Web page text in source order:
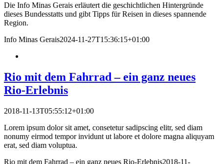
Die Info Minas Gerais erläutert die geschichtlichen Hintergründe
dieses Bundesstatts und gibt Tipps für Reisen in dieses spannende
Region.
Info Minas Gerais2024-11-27T15:36:15+01:00
Rio mit dem Fahrrad – ein ganz neues
Rio-Erlebnis
2018-11-13T05:55:12+01:00
Lorem ipsum dolor sit amet, consetetur sadipscing elitr, sed diam
nonumy eirmod tempor invidunt ut labore et dolore magna aliquyam
erat, sed diam voluptua.
Rio mit dem Fahrrad – ein ganz neues Rio-Erlebnis2018-11-